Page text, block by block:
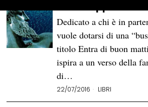
Dedicato a chi è in
vuole dotarsi di una
titolo Entra di buon
ispira a un verso della
di…
22/07/2016 LIBRI